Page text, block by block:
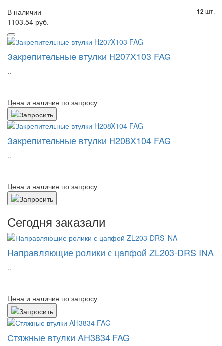
В наличии 12 шт.
1103.54 руб.
Закрепительные втулки H207X103 FAG
..
Цена и наличие по запросу
Закрепительные втулки H208X104 FAG
..
Цена и наличие по запросу
Сегодня заказали
Направляющие ролики с цапфой ZL203-DRS INA
..
Цена и наличие по запросу
Стяжные втулки AH3834 FAG